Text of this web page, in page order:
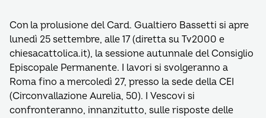
Con la prolusione del Card. Gualtiero Bassetti si apre
lunedì 25 settembre, alle 17 (diretta su Tv2000 e
chiesacattolica.it), la sessione autunnale del Consiglio
Episcopale Permanente. I lavori si svolgeranno a
Roma fino a mercoledì 27, presso la sede della CEI
(Circonvallazione Aurelia, 50). I Vescovi si
confronteranno, innanzitutto, sulle risposte delle